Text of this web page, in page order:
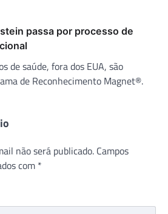
passa por processo de
de saúde, fora dos EUA, são
de Reconhecimento Magnet®.
não será publicado. Campos
com *